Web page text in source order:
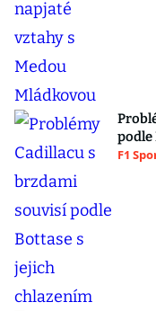
podle
F1